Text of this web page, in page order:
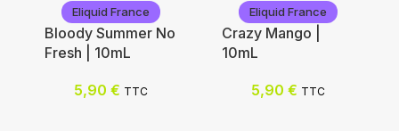
Eliquid France
Bloody Summer No
Fresh | 10mL
5,90 € TTC
Eliquid France
Crazy Mango |
10mL
5,90 € TTC